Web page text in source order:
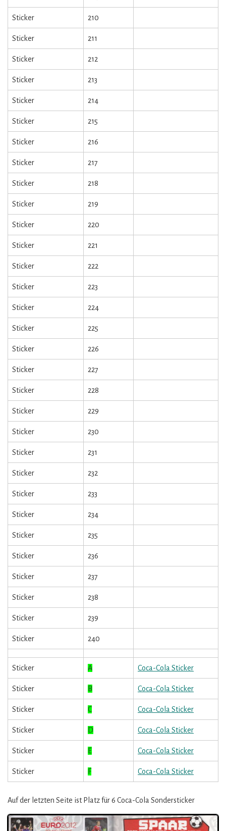
Sticker 210
Sticker 211
Sticker 212
Sticker 213
Sticker 214
Sticker 215
Sticker 216
Sticker 217
Sticker 218
Sticker 219
Sticker 220
Sticker 221
Sticker 222
Sticker 223
Sticker 224
Sticker 225
Sticker 226
Sticker 227
Sticker 228
Sticker 229
Sticker 230
Sticker 231
Sticker 232
Sticker 233
Sticker 234
Sticker 235
Sticker 236
Sticker 237
Sticker 238
Sticker 239
Sticker 240
Sticker A Coca-Cola Sticker
Sticker B Coca-Cola Sticker
Sticker C Coca-Cola Sticker
Sticker D Coca-Cola Sticker
Sticker E Coca-Cola Sticker
Sticker F Coca-Cola Sticker
Auf der letzten Seite ist Platz für 6 Coca-Cola Sondersticker